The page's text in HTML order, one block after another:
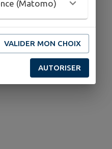
(Matomo)
VALIDER MON CHOIX
AUTORISER